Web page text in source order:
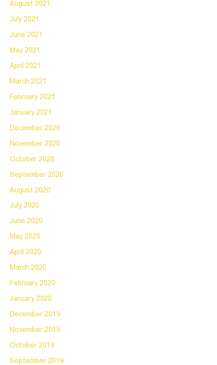
August 2021
July 2021
June 2021
May 2021
April 2021
March 2021
February 2021
January 2021
December 2020
November 2020
October 2020
September 2020
August 2020
July 2020
June 2020
May 2020
April 2020
March 2020
February 2020
January 2020
December 2019
November 2019
October 2019
September 2019